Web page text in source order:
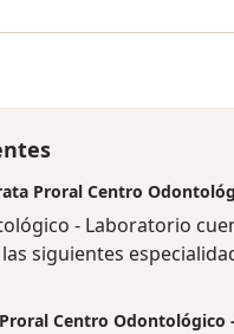
Proral Centro
- Laboratorio
siguientes
Centro Odontológico